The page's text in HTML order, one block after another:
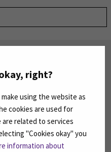
right?
using the website as
cookies are used for
related to services
"Cookies okay" you
information about
eri aiheista.
tapahtumista ja
(AVAUTUU